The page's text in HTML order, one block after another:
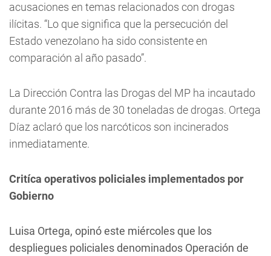
acusaciones en temas relacionados con drogas
ilícitas. “Lo que significa que la persecución del
Estado venezolano ha sido consistente en
comparación al año pasado”.
La Dirección Contra las Drogas del MP ha incautado
durante 2016 más de 30 toneladas de drogas. Ortega
Díaz aclaró que los narcóticos son incinerados
inmediatamente.
Critíca operativos policiales implementados por
Gobierno
Luisa Ortega, opinó este miércoles que los
despliegues policiales denominados Operación de